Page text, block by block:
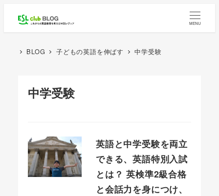
MENU
BLOG 子どもの英語を伸ばす 中学受験
中学受験
英語と中学受験を両立
できる、英語特別入試
とは？ 英検準2級合格
と会話力を身につけ、